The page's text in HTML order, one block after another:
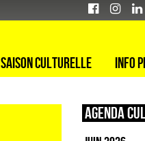
Saison culturelle Info
Agenda